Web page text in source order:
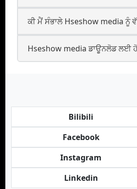
ਕੀ ਮੈਂ ਸੰਭਾਲੇ Hseshow media ਨੂੰ
Hseshow media ਡਾਊਨਲੋਡ ਲਈ
Bilibili
Facebook
Instagram
Linkedin